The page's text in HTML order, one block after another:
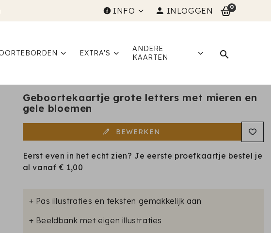
INFO INLOGGEN 0
EXTRA'S
ANDERE
KAARTEN
Geboortekaartje grote letters met mieren en
gele bloemen
BEWERKEN
Eerst even in het echt zien? Je eerste proefkaartje bestel je
al vanaf € 1,00
+ Pas illustraties en teksten gemakkelijk aan
+ Beeldbank met eigen illustraties